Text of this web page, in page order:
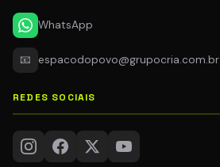
WhatsApp
📧 espacodopovo@grupocria.com.br
REDES SOCIAIS